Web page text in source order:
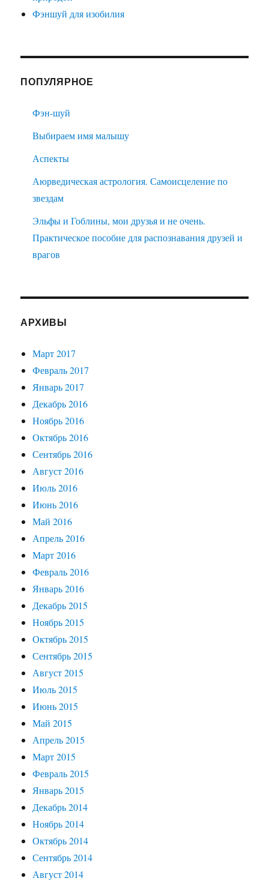
Фэншуй для изобилия
ПОПУЛЯРНОЕ
Фэн-шуй
Выбираем имя малышу
Аспекты
Аюрведическая астрология. Самоисцеление по
звездам
Эльфы и Гоблины, мои друзья и не очень.
Практическое пособие для распознавания друзей и
врагов
АРХИВЫ
Март 2017
Февраль 2017
Январь 2017
Декабрь 2016
Ноябрь 2016
Октябрь 2016
Сентябрь 2016
Август 2016
Июль 2016
Июнь 2016
Май 2016
Апрель 2016
Март 2016
Февраль 2016
Январь 2016
Декабрь 2015
Ноябрь 2015
Октябрь 2015
Сентябрь 2015
Август 2015
Июль 2015
Июнь 2015
Май 2015
Апрель 2015
Март 2015
Февраль 2015
Январь 2015
Декабрь 2014
Ноябрь 2014
Октябрь 2014
Сентябрь 2014
Август 2014